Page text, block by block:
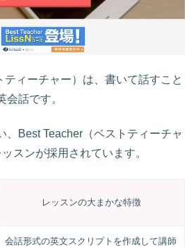
ティーチャー）は、書いて話すこと
会話です。
、Best Teacher（ベストティーチャ
スンが採用されています。
レッスンの大まかな特徴
会話形式の英文スクリプトを作成して講師